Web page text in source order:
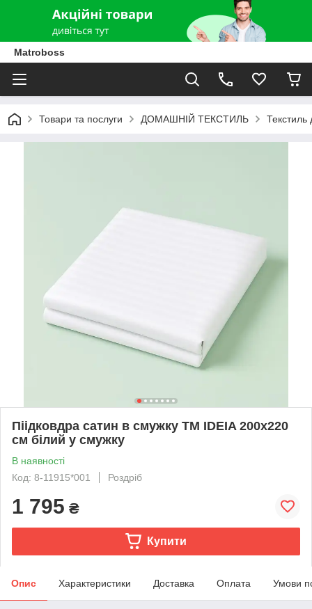
Matroboss
Товари та послуги ДОМАШНІЙ ТЕКСТИЛЬ Текстиль
Піідковдра сатин в смужку ТМ IDEIA 200х220
см білий у смужку
В наявності
Код: 8-11915*001
Роздріб
1 795 ₴
Купити
Опис Характеристики Доставка Оплата Умови